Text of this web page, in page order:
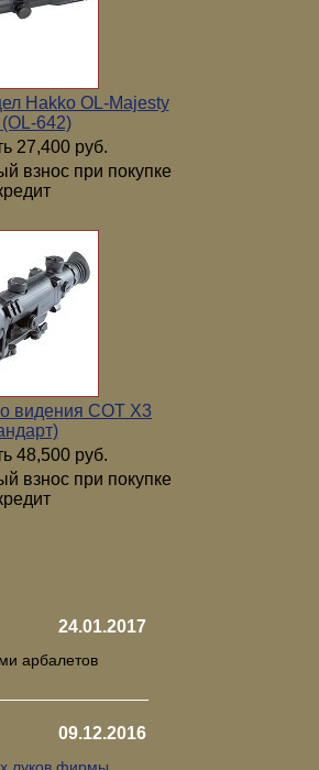
Hakko OL-Majesty
642)
27,400 руб.
взнос при покупке
видения COT X3
48,500 руб.
взнос при покупке
24.01.2017
арбалетов
09.12.2016
луков фирмы